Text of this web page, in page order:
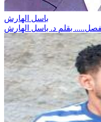
باسل الهارش
بقلم د. باسل الهارش